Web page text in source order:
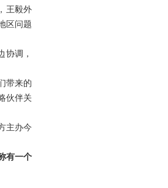
王毅外
区问题
协调，
带来的
伙伴关
主办今
有一个